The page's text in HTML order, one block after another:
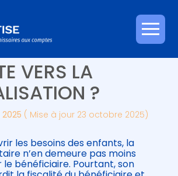
une activité
entreprise
patrimoine
humaines
ALIMENTAIRES :
VERS LA
?
2025 ( Mise à jour 23 octobre 2025)
les besoins des enfants, la
n’en demeure pas moins
bénéficiaire. Pourtant, son